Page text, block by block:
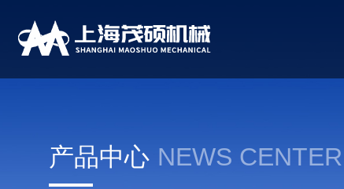
产品中心 NEWS CENTER